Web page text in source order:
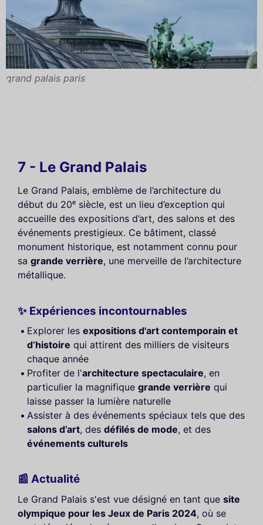
grand palais paris
7 - Le Grand Palais
Le Grand Palais, emblème de l’architecture du
début du 20ᵉ siècle, est un lieu d’exception qui
accueille des expositions d’art, des salons et des
événements prestigieux. Ce bâtiment, classé
monument historique, est notamment connu pour
sa grande verrière, une merveille de l’architecture
métallique.
✨ Expériences incontournables
Explorer les expositions d'art contemporain et
d’histoire qui attirent des milliers de visiteurs
chaque année
Profiter de l'architecture spectaculaire, en
particulier la magnifique grande verrière qui
laisse passer la lumière naturelle
Assister à des événements spéciaux tels que des
salons d’art, des défilés de mode, et des
événements culturels
📰 Actualité
Le Grand Palais s'est vue désigné en tant que site
olympique pour les Jeux de Paris 2024, où se